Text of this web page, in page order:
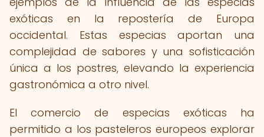
exóticas en la repostería de Europa
occidental. Estas especias aportan una
complejidad de sabores y una sofisticación
única a los postres, elevando la experiencia
gastronómica a otro nivel.
El comercio de especias exóticas ha
permitido a los pasteleros europeos explorar